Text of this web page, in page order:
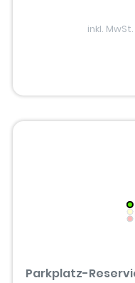
inkl.
Parkplatz-